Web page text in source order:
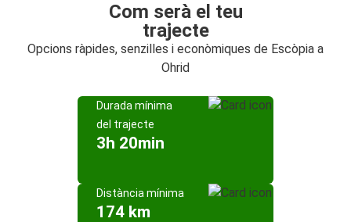
Com serà el teu
trajecte
Opcions ràpides, senzilles i econòmiques de Escòpia a
Ohrid
Durada mínima
del trajecte
3h 20min
Distància mínima
174 km